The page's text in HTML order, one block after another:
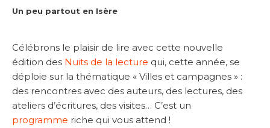
Un peu partout en Isère
Célébrons le plaisir de lire avec cette nouvelle
édition des Nuits de la lecture qui, cette année, se
déploie sur la thématique « Villes et campagnes » :
des rencontres avec des auteurs, des lectures, des
ateliers d’écritures, des visites… C’est un
programme riche qui vous attend !